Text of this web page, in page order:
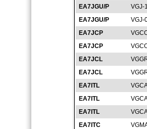
EA7JGU/P
VGJ-
EA7JGU/P
VGJ-
EA7JCP
EA7JCP
EA7JCL
EA7JCL
EA7ITL
EA7ITL
EA7ITL
EA7ITC